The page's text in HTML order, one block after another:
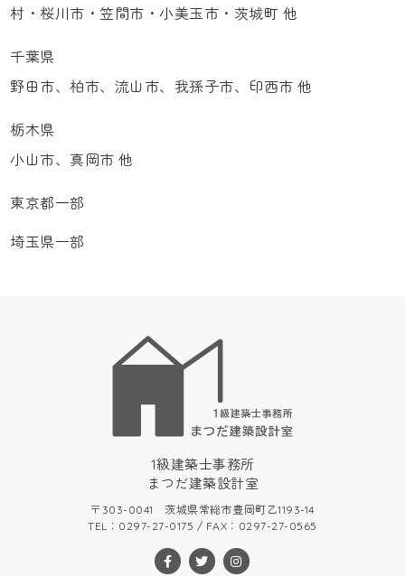
村・桜川市・笠間市・小美玉市・茨城町 他
千葉県
野田市、柏市、流山市、我孫子市、印西市 他
栃木県
小山市、真岡市 他
東京都一部
埼玉県一部
1級建築士事務所
まつだ建築設計室
〒303-0041 茨城県常総市豊岡町乙1193-14
TEL：0297-27-0175 / FAX：0297-27-0565